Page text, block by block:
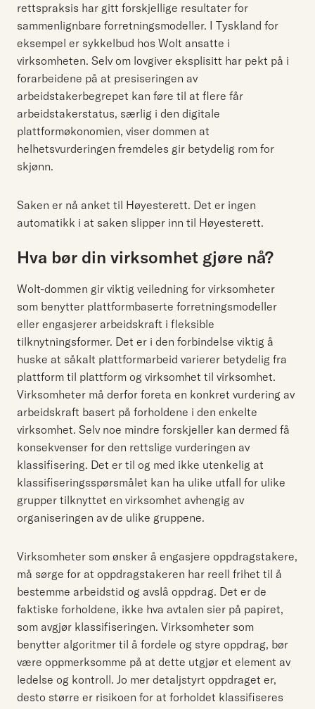
rettspraksis har gitt forskjellige resultater for
sammenlignbare forretningsmodeller. I Tyskland for
eksempel er sykkelbud hos Wolt ansatte i
virksomheten. Selv om lovgiver eksplisitt har pekt på i
forarbeidene på at presiseringen av
arbeidstakerbegrepet kan føre til at flere får
arbeidstakerstatus, særlig i den digitale
plattformøkonomien, viser dommen at
helhetsvurderingen fremdeles gir betydelig rom for
skjønn.
Saken er nå anket til Høyesterett. Det er ingen
automatikk i at saken slipper inn til Høyesterett.
Hva bør din virksomhet gjøre nå?
Wolt-dommen gir viktig veiledning for virksomheter
som benytter plattformbaserte forretningsmodeller
eller engasjerer arbeidskraft i fleksible
tilknytningsformer. Det er i den forbindelse viktig å
huske at såkalt plattformarbeid varierer betydelig fra
plattform til plattform og virksomhet til virksomhet.
Virksomheter må derfor foreta en konkret vurdering av
arbeidskraft basert på forholdene i den enkelte
virksomhet. Selv noe mindre forskjeller kan dermed få
konsekvenser for den rettslige vurderingen av
klassifisering. Det er til og med ikke utenkelig at
klassifiseringsspørsmålet kan ha ulike utfall for ulike
grupper tilknyttet en virksomhet avhengig av
organiseringen av de ulike gruppene.
Virksomheter som ønsker å engasjere oppdragstakere,
må sørge for at oppdragstakeren har reell frihet til å
bestemme arbeidstid og avslå oppdrag. Det er de
faktiske forholdene, ikke hva avtalen sier på papiret,
som avgjør klassifiseringen. Virksomheter som
benytter algoritmer til å fordele og styre oppdrag, bør
være oppmerksomme på at dette utgjør et element av
ledelse og kontroll. Jo mer detaljstyrt oppdraget er,
desto større er risikoen for at forholdet klassifiseres